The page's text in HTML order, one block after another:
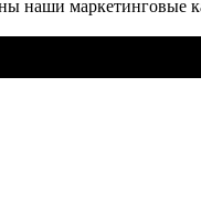
наши маркетинговые